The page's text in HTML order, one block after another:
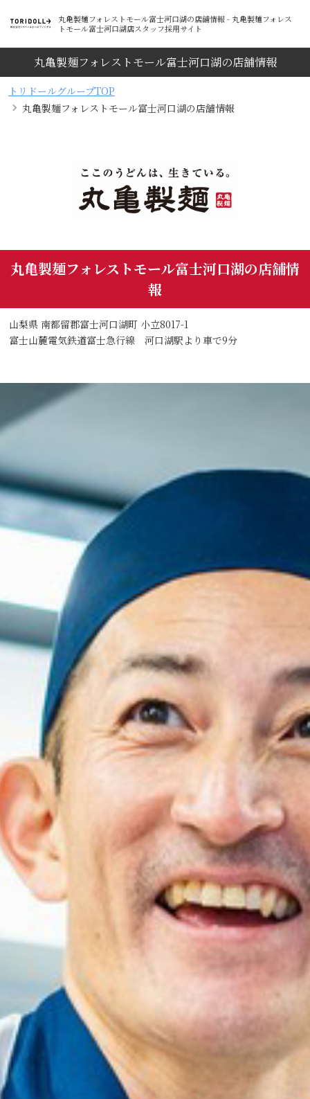
丸亀製麺フォレストモール富士河口湖の店舗情報 - 丸亀製麺フォレス
トモール富士河口湖店スタッフ採用サイト
丸亀製麺フォレストモール富士河口湖の店舗情報
トリドールグループTOP
丸亀製麺フォレストモール富士河口湖の店舗情報
丸亀製麺フォレストモール富士河口湖の店舗情
報
山梨県 南都留郡富士河口湖町 小立8017-1
富士山麓電気鉄道富士急行線 河口湖駅より車で9分